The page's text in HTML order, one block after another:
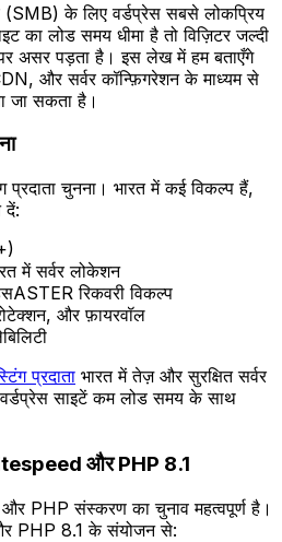
(SMB) के लिए वर्डप्रेस सबसे लोकप्रिय
का लोड समय धीमा है तो विज़िटर जल्दी
असर पड़ता है। इस लेख में हम बताएँगे
और सर्वर कॉन्फ़िगरेशन के माध्यम से
जा सकता है।
प्रदाता चुनना। भारत में कई विकल्प हैं,
दें:
में सर्वर लोकेशन
रिकवरी विकल्प
और फ़ायरवॉल
प्रदाता भारत में तेज़ और सुरक्षित सर्वर
साइटें कम लोड समय के साथ
और PHP 8.1
और PHP संस्करण का चुनाव महत्वपूर्ण है।
PHP 8.1 के संयोजन से: